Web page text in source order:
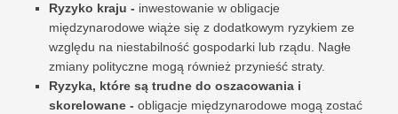
Ryzyko kraju - inwestowanie w obligacje
międzynarodowe wiąże się z dodatkowym ryzykiem ze
względu na niestabilność gospodarki lub rządu. Nagłe
zmiany polityczne mogą również przynieść straty.
Ryzyka, które są trudne do oszacowania i
skorelowane - obligacje międzynarodowe mogą zostać